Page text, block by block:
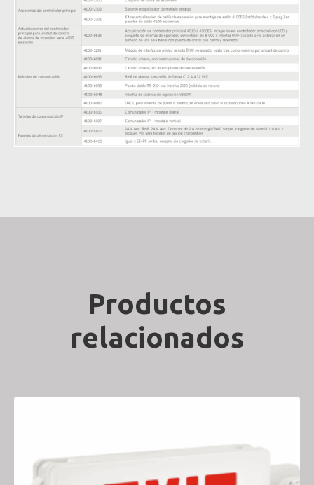
Productos
relacionados